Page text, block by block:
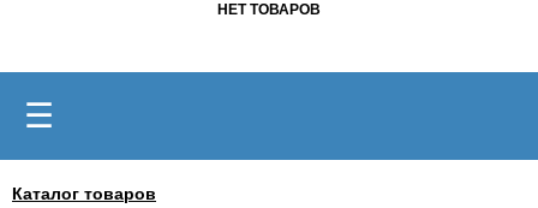
НЕТ ТОВАРОВ
☰
Каталог товаров